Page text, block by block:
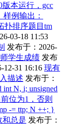
本运行，gcc
例输出：
扑排序题目tm
03-18 11:53
发布于：2026-
学生成绩 发布
12-31 16:16 现有
描述 发布于：
int N, i; unsigned
位为1，否则
-= ttp; N ++; }
和总是 发布于：